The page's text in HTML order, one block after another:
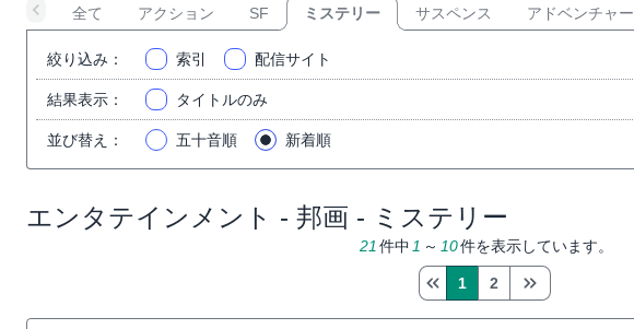
全て アクション SF ミステリー サスペンス アドベンチャー
絞り込み ： 索引 配信サイト
結果表示 ： タイトルのみ
並び替え ： 五十音順 新着順
エンタテインメント - 邦画 - ミステリー
21 件中 1 ～ 10件を表示しています。
1 2